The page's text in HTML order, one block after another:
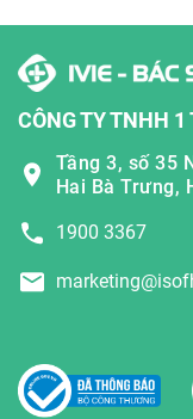
CÔNG TY TNHH
Tầng 3, số 35
Hai Bà Trưng,
1900 3367